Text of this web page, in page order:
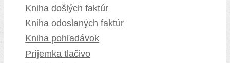
Kniha došlých faktúr
Kniha odoslaných faktúr
Kniha pohľadávok
Príjemka tlačivo